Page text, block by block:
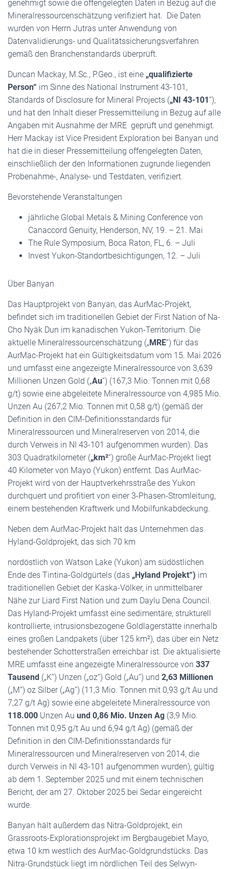
genehmigt sowie die offengelegten Daten in Bezug auf die
Mineralressourcenschätzung verifiziert hat. Die Daten
wurden von Herrn Jutras unter Anwendung von
Datenvalidierungs- und Qualitätssicherungsverfahren
gemäß den Branchenstandards überprüft.
Duncan Mackay, M.Sc., P.Geo., ist eine „qualifizierte
Person“ im Sinne des National Instrument 43-101,
Standards of Disclosure for Mineral Projects („NI 43-101“),
und hat den Inhalt dieser Pressemitteilung in Bezug auf alle
Angaben mit Ausnahme der MRE geprüft und genehmigt.
Herr Mackay ist Vice President Exploration bei Banyan und
hat die in dieser Pressemitteilung offengelegten Daten,
einschließlich der den Informationen zugrunde liegenden
Probenahme-, Analyse- und Testdaten, verifiziert.
Bevorstehende Veranstaltungen
jährliche Global Metals & Mining Conference von
Canaccord Genuity, Henderson, NV, 19. – 21. Mai
The Rule Symposium, Boca Raton, FL, 6. – Juli
Invest Yukon-Standortbesichtigungen, 12. – Juli
Über Banyan
Das Hauptprojekt von Banyan, das AurMac-Projekt,
befindet sich im traditionellen Gebiet der First Nation of Na-
Cho Nyäk Dun im kanadischen Yukon-Territorium. Die
aktuelle Mineralressourcenschätzung („MRE“) für das
AurMac-Projekt hat ein Gültigkeitsdatum vom 15. Mai 2026
und umfasst eine angezeigte Mineralressource von 3,639
Millionen Unzen Gold („Au“) (167,3 Mio. Tonnen mit 0,68
g/t) sowie eine abgeleitete Mineralressource von 4,985 Mio.
Unzen Au (267,2 Mio. Tonnen mit 0,58 g/t) (gemäß der
Definition in den CIM-Definitionsstandards für
Mineralressourcen und Mineralreserven von 2014, die
durch Verweis in NI 43-101 aufgenommen wurden). Das
303 Quadratkilometer („km²“) große AurMac-Projekt liegt
40 Kilometer von Mayo (Yukon) entfernt. Das AurMac-
Projekt wird von der Hauptverkehrsstraße des Yukon
durchquert und profitiert von einer 3-Phasen-Stromleitung,
einem bestehenden Kraftwerk und Mobilfunkabdeckung.
Neben dem AurMac-Projekt hält das Unternehmen das
Hyland-Goldprojekt, das sich 70 km
nordöstlich von Watson Lake (Yukon) am südöstlichen
Ende des Tintina-Goldgürtels (das „Hyland Projekt“) im
traditionellen Gebiet der Kaska-Völker, in unmittelbarer
Nähe zur Liard First Nation und zum Daylu Dena Council.
Das Hyland-Projekt umfasst eine sedimentäre, strukturell
kontrollierte, intrusionsbezogene Goldlagerstätte innerhalb
eines großen Landpakets (über 125 km²), das über ein Netz
bestehender Schotterstraßen erreichbar ist. Die aktualisierte
MRE umfasst eine angezeigte Mineralressource von 337
Tausend („K“) Unzen („oz“) Gold („Au“) und 2,63 Millionen
(„M“) oz Silber („Ag“) (11,3 Mio. Tonnen mit 0,93 g/t Au und
7,27 g/t Ag) sowie eine abgeleitete Mineralressource von
118.000 Unzen Au und 0,86 Mio. Unzen Ag (3,9 Mio.
Tonnen mit 0,95 g/t Au und 6,94 g/t Ag) (gemäß der
Definition in den CIM-Definitionsstandards für
Mineralressourcen und Mineralreserven von 2014, die
durch Verweis in NI 43-101 aufgenommen wurden), gültig
ab dem 1. September 2025 und mit einem technischen
Bericht, der am 27. Oktober 2025 bei Sedar eingereicht
wurde.
Banyan hält außerdem das Nitra-Goldprojekt, ein
Grassroots-Explorationsprojekt im Bergbaugebiet Mayo,
etwa 10 km westlich des AurMac-Goldgrundstücks. Das
Nitra-Grundstück liegt im nördlichen Teil des Selwyn-